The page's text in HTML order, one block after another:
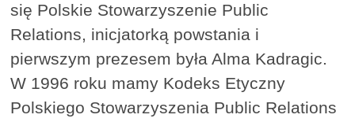
się Polskie Stowarzyszenie Public
Relations, inicjatorką powstania i
pierwszym prezesem była Alma Kadragic.
W 1996 roku mamy Kodeks Etyczny
Polskiego Stowarzyszenia Public Relations